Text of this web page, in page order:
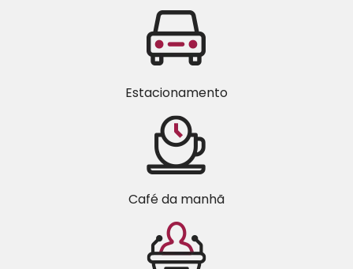
Estacionamento
Café da manhã